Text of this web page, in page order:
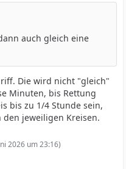
auch gleich eine
Die wird nicht "gleich"
Minuten, bis Rettung
bis zu 1/4 Stunde sein,
den jeweiligen Kreisen.
2026 um 23:16)